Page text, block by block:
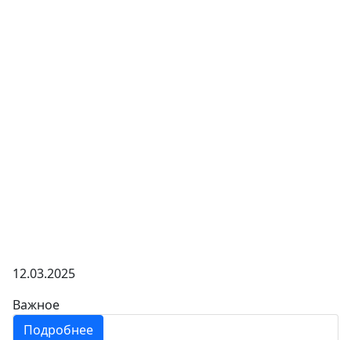
12.03.2025
Важное
Подробнее